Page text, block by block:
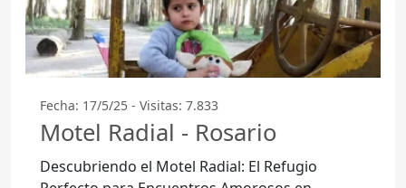
Fecha: 17/5/25 - Visitas: 7.833
Motel Radial - Rosario
Descubriendo el Motel Radial: El Refugio